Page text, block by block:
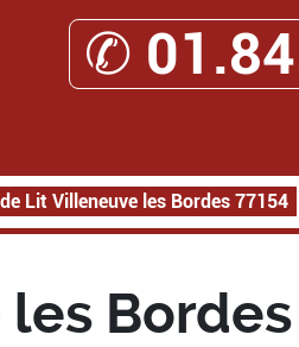
✆
Lit Villeneuve les Bordes 77154
Bordes